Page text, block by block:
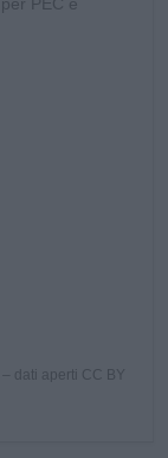
PEC e
dati aperti CC BY